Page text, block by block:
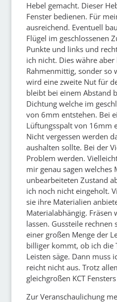
Hebel gemacht. Dieser
Fenster bedienen. Für
ausreichend. Eventuell
Flügel im geschlossenen
Punkte und links und
ich nicht. Dies währe
Rahmenmittig, sonder so
wird eine zweite Nut für
bleibt bei einem Abstand
Dichtung welche im
von 6mm entstehen. Bei
Lüftungsspalt von 16mm
Nicht vergessen werden
aushalten sollte. Bei der
Problem werden.
mir genau sagen
unbearbeiteten Zustand
ich noch nicht eingeholt.
sie ihre Materialien
Materialabhängig. Fräsen
lassen. Gussteile
einer großen Menge der
billiger kommt, ob ich die
Leisten säge. Dann muss
reicht nicht aus. Trotz
gleichgroßen KCT
Zur Veranschaulichung